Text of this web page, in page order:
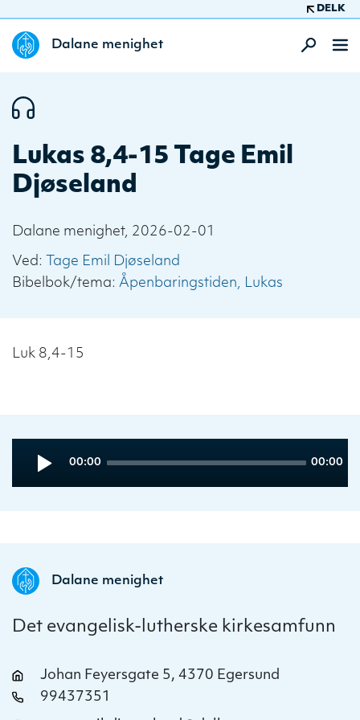
DELK
Dalane menighet
Lukas 8,4-15 Tage Emil
Djøseland
Dalane menighet, 2026-02-01
Ved:
Tage Emil Djøseland
Bibelbok/tema: Åpenbaringstiden Lukas
Luk 8,4-15
Player
Current
00:00
Total
00:00
Dalane menighet
Det evangelisk-lutherske kirkesamfunn
Johan Feyersgate 5, 4370 Egersund
99437351